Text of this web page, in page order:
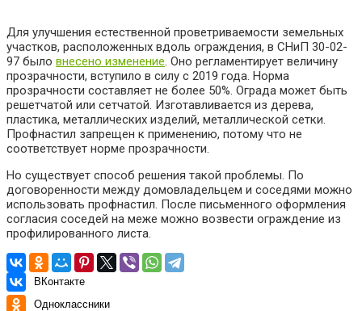
Для улучшения естественной проветриваемости земельных
участков, расположенных вдоль ограждения, в СНиП 30-02-
97 было внесено изменение. Оно регламентирует величину
прозрачности, вступило в силу с 2019 года. Норма
прозрачности составляет не более 50%. Ограда может быть
решетчатой или сетчатой. Изготавливается из дерева,
пластика, металлических изделий, металлической сетки.
Профнастил запрещен к применению, потому что не
соответствует норме прозрачности.
Но существует способ решения такой проблемы. По
договоренности между домовладельцем и соседями можно
использовать профнастил. После письменного оформления
согласия соседей на меже можно возвести ограждение из
профилированного листа.
ВКонтакте
Одноклассники